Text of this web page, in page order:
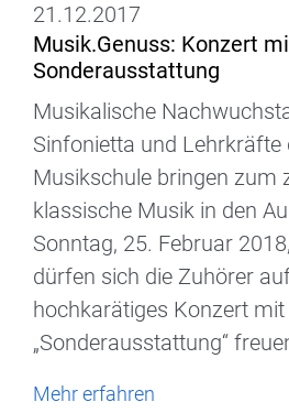
21.12.2017
Musik.Genuss: Konzert
Sonderausstattung
Musikalische
Sinfonietta und Lehrkräfte
Musikschule bringen zum
klassische Musik in den
Sonntag, 25. Februar
dürfen sich die Zuhörer
hochkarätiges Konzert mit
„Sonderausstattung“
Mehr erfahren